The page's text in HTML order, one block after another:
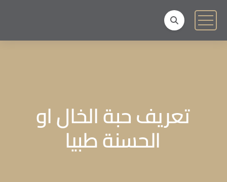
تعريف حبة الخال او
الحسنة طبيا